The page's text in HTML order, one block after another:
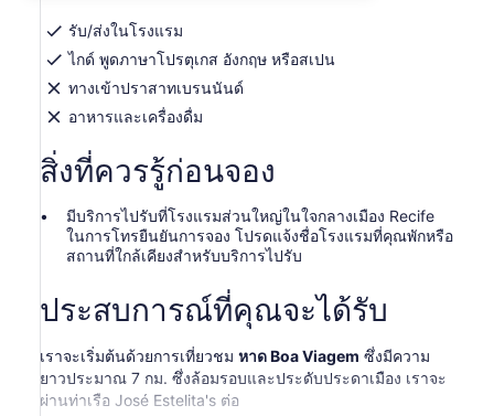
ผู้ใหญ่
คน*
*ราคา
ถูก
กว่า
สำหรับ
ผู้ใหญ่
ขึ้น
รับ/ส่งในโรงแรม
ไกด์ พูดภาษาโปรตุเกส อังกฤษ หรือสเปน
ทางเข้าปราสาทเบรนนันด์
อาหารและเครื่องดื่ม
สิ่งที่ควรรู้ก่อนจอง
มีบริการไปรับที่โรงแรมส่วนใหญ่ในใจกลางเมือง Recife
ในการโทรยืนยันการจอง โปรดแจ้งชื่อโรงแรมที่คุณพักหรือ
สถานที่ใกล้เคียงสำหรับบริการไปรับ
ประสบการณ์ที่คุณจะได้รับ
เราจะเริ่มต้นด้วยการเที่ยวชม หาด Boa Viagem ซึ่งมีความ
ยาวประมาณ 7 กม. ซึ่งล้อมรอบและประดับประดาเมือง เราจะ
ผ่านท่าเรือ José Estelita's ต่อ